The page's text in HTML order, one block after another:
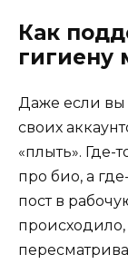
Как
гигиену
Даже если
своих
«плыть». Где-
про био, а
пост в